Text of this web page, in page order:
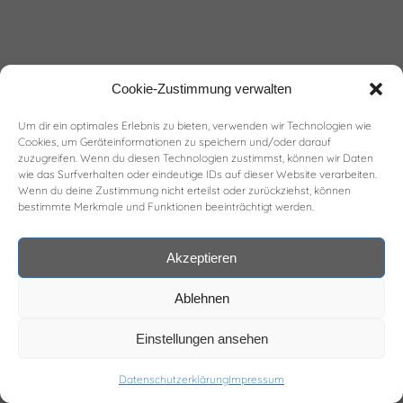
Cookie-Zustimmung verwalten
Um dir ein optimales Erlebnis zu bieten, verwenden wir Technologien wie
Cookies, um Geräteinformationen zu speichern und/oder darauf
zuzugreifen. Wenn du diesen Technologien zustimmst, können wir Daten
wie das Surfverhalten oder eindeutige IDs auf dieser Website verarbeiten.
Wenn du deine Zustimmung nicht erteilst oder zurückziehst, können
bestimmte Merkmale und Funktionen beeinträchtigt werden.
Akzeptieren
Ablehnen
Einstellungen ansehen
DatenschutzerklärungImpressum